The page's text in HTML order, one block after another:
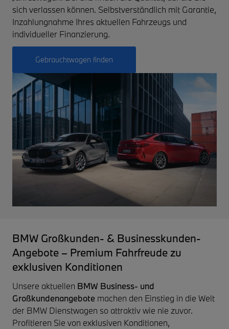
sich verlassen können. Selbstverständlich mit Garantie,
Inzahlungnahme Ihres aktuellen Fahrzeugs und
individueller Finanzierung.
Gebrauchtwagen finden
BMW Großkunden- & Businesskunden-
Angebote – Premium Fahrfreude zu
exklusiven Konditionen
Unsere aktuellen BMW Business- und
Großkundenangebote machen den Einstieg in die Welt
der BMW Dienstwagen so attraktiv wie nie zuvor.
Profitieren Sie von exklusiven Konditionen,